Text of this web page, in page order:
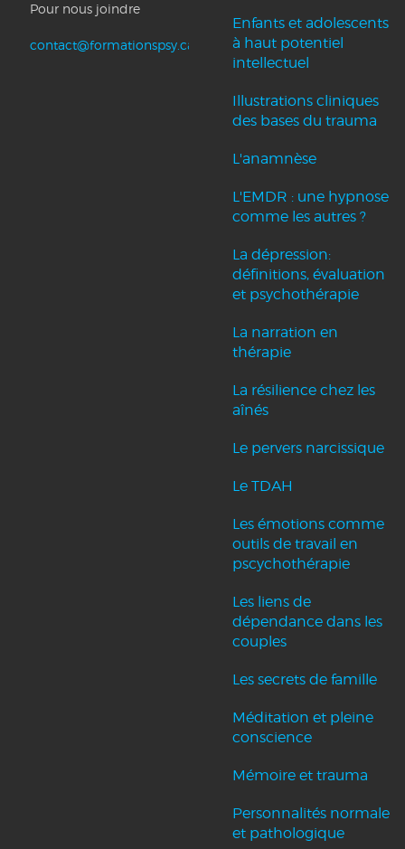
Pour nous joindre
contact@formationspsy.ca
Enfants et adolescents
à haut potentiel
intellectuel
Illustrations cliniques
des bases du trauma
L'anamnèse
L'EMDR : une hypnose
comme les autres ?
La dépression:
définitions, évaluation
et psychothérapie
La narration en
thérapie
La résilience chez les
aînés
Le pervers narcissique
Le TDAH
Les émotions comme
outils de travail en
pscychothérapie
Les liens de
dépendance dans les
couples
Les secrets de famille
Méditation et pleine
conscience
Mémoire et trauma
Personnalités normale
et pathologique